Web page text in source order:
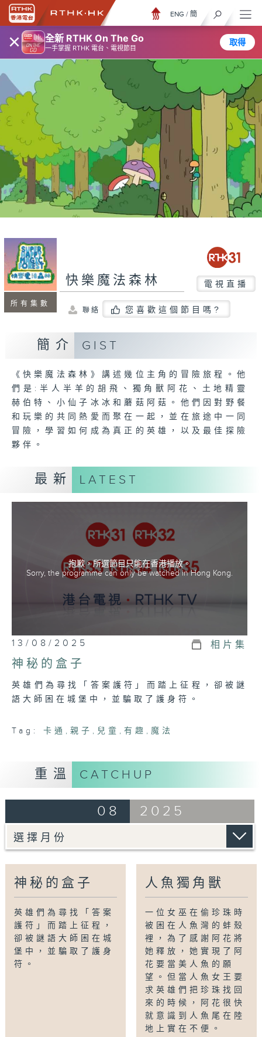
× 全新 RTHK On The Go
一手掌握 RTHK 電台、電視節目
取得
ENG / 簡
所有集數
快樂魔法森林 電視直播
聯絡 您喜歡這個節目嗎?
簡介 GIST
《快樂魔法森林》講述幾位主角的冒險旅程。他
們是:半人半羊的胡飛、獨角獸阿花、土地精靈
赫伯特、小仙子冰冰和蘑菇阿菇。他們因對野餐
和玩樂的共同熱愛而聚在一起，並在旅途中一同
冒險，學習如何成為真正的英雄，以及最佳探險
夥伴。
最新 LATEST
抱歉，所選節目只能在香港播放。
Sorry, the programme can only be watched in Hong Kong.
13/08/2025 相片集
神秘的盒子
英雄們為尋找「答案護符」而踏上征程，卻被謎
語大師困在城堡中，並騙取了護身符。
Tag: 卡通 ,親子 , 兒童 ,有趣 ,魔法
重溫 CATCHUP
08 2025
神秘的盒子
英雄們為尋找「答案
護符」而踏上征程，
卻被謎語大師困在城
堡中，並騙取了護身
符。
人魚獨角獸
一位女巫在偷珍珠時
被困在人魚灣的蚌殼
裡，為了感謝阿花將
她釋放，她實現了阿
花要當美人魚的願
望。但當人魚女王要
求英雄們把珍珠找回
來的時候，阿花很快
就意識到人魚尾在陸
地上實在不便。